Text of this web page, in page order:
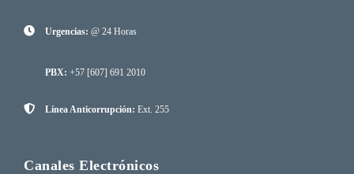
Urgencias: @ 24 Horas
PBX: +57 [607] 691 2010
Línea Anticorrupción: Ext. 255
Canales Electrónicos